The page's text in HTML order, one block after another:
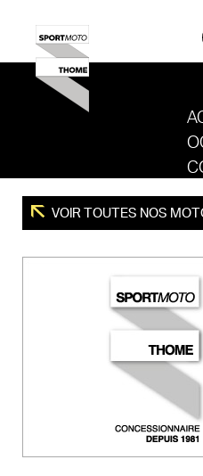
VOIR TOUTES NOS